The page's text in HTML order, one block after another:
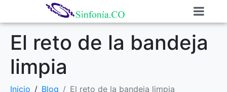
El reto de la bandeja
limpia
Inicio Blog El reto de la bandeja limpia